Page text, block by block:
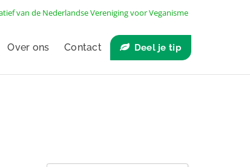
van de Nederlandse Vereniging voor Veganisme
Over ons Contact Deel je tip